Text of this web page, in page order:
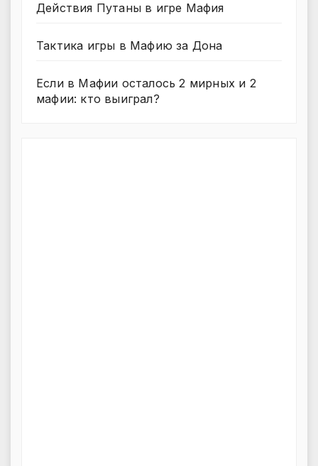
Действия Путаны в игре Мафия
Тактика игры в Мафию за Дона
Если в Мафии осталось 2 мирных и 2
мафии: кто выиграл?